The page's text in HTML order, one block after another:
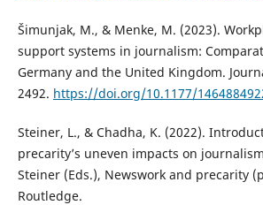
Šimunjak, M., & Menke, M. (2023).
support systems in journalism:
Germany and the United Kingdom.
2492. https://doi.org/10.1177/
Steiner, L., & Chadha, K. (2022).
precarity’s uneven impacts on
Steiner (Eds.), Newswork and precarity
Routledge.